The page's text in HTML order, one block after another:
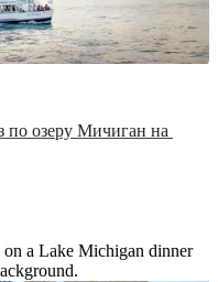
озеру Мичиган на
a Lake Michigan dinner